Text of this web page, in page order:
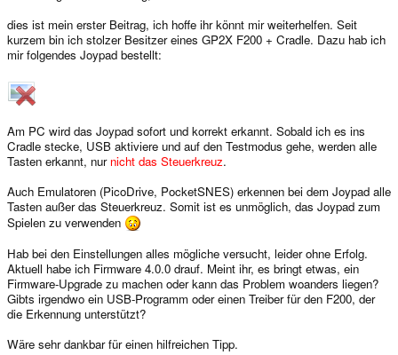
dies ist mein erster Beitrag, ich hoffe ihr könnt mir weiterhelfen. Seit
kurzem bin ich stolzer Besitzer eines GP2X F200 + Cradle. Dazu hab ich
mir folgendes Joypad bestellt:
Am PC wird das Joypad sofort und korrekt erkannt. Sobald ich es ins
Cradle stecke, USB aktiviere und auf den Testmodus gehe, werden alle
Tasten erkannt, nur nicht das Steuerkreuz.
Auch Emulatoren (PicoDrive, PocketSNES) erkennen bei dem Joypad alle
Tasten außer das Steuerkreuz. Somit ist es unmöglich, das Joypad zum
Spielen zu verwenden
Hab bei den Einstellungen alles mögliche versucht, leider ohne Erfolg.
Aktuell habe ich Firmware 4.0.0 drauf. Meint ihr, es bringt etwas, ein
Firmware-Upgrade zu machen oder kann das Problem woanders liegen?
Gibts irgendwo ein USB-Programm oder einen Treiber für den F200, der
die Erkennung unterstützt?
Wäre sehr dankbar für einen hilfreichen Tipp.